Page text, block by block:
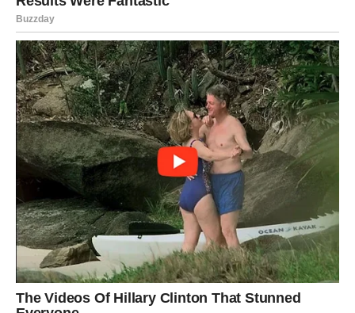
Rezultat:
Peteljke oslobađaju intenzivan, bogat ukus koji čini
vaša jela značajno ukusnijim.
PREUZMITE BESPLATNO!
⋆ KNJIGA SA RECEPTIMA ⋆
Upiši svoj email i preuzmi BESPLATNU
knjigu s receptima! Uživaj u jednostavnim
i ukusnim jelima koja će osvojiti tvoje
najdraže.